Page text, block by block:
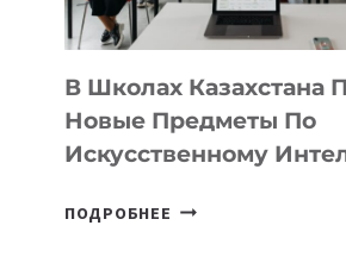
ПРОГРАММУ
ДЛЯ
ТЕХНОЛОГИЧЕСКИХ
В Школах Казахстана
Новые Предметы По
Искусственному
ПОДРОБНЕЕ В